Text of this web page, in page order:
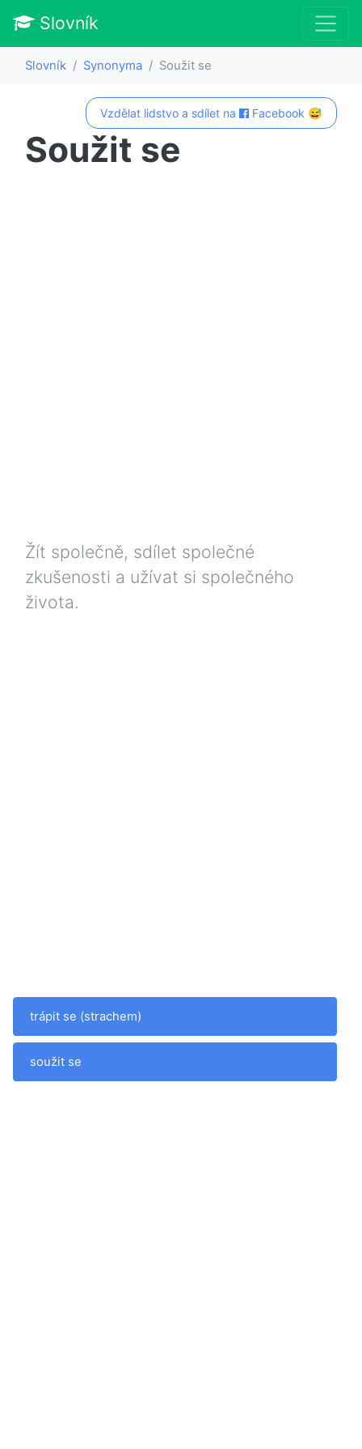
Slovník
Slovník Synonyma Soužit se
Vzdělat lidstvo a sdílet na Facebook 😅
Soužit se
Žít společně, sdílet společné
zkušenosti a užívat si společného
života.
trápit se (strachem)
soužit se